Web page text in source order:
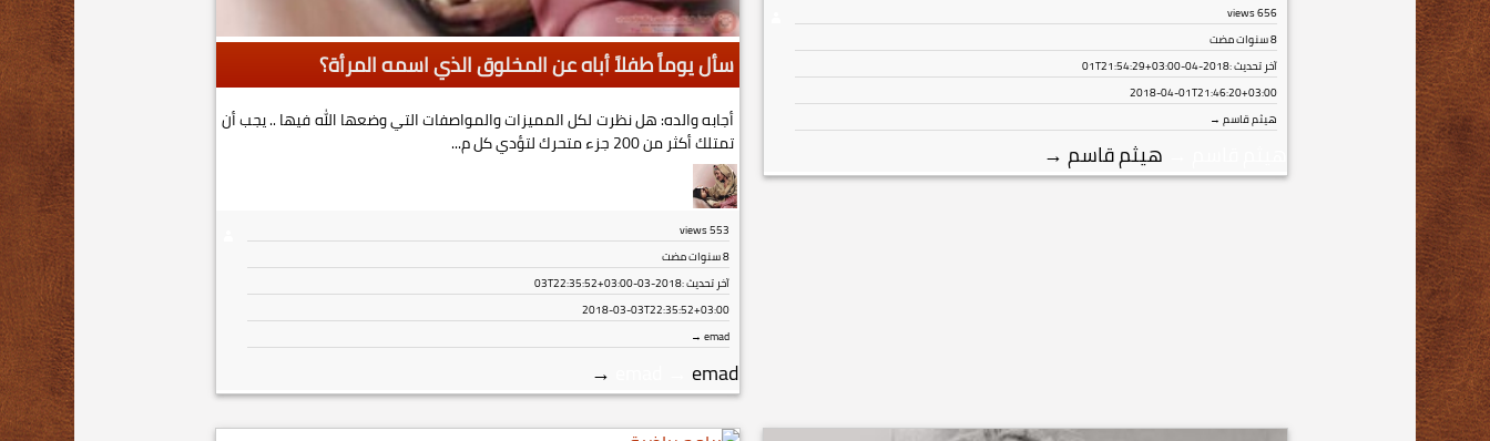
656
views
8 سنوات مضت
آخر تحديث :2018-04-01T21:54:29+03:00
2018-04-01T21:46:20+03:00
هيثم قاسم →
هيثم قاسم →
سأل يوماً طفلاً أباه عن المخلوق الذي اسمه المرأة؟
أجابه والده: هل نظرت لكل المميزات والمواصفات التي وضعها الله فيها .. يجب أن
تمتلك أكثر من 200 جزء متحرك لتؤدي كل م...
553
views
8 سنوات مضت
آخر تحديث :2018-03-03T22:35:52+03:00
2018-03-03T22:35:52+03:00
emad →
emad
→